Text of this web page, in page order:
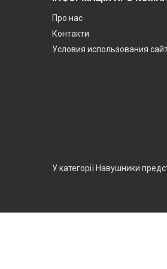
Про нас
Контакти
Условия использования
У категорії Навушники